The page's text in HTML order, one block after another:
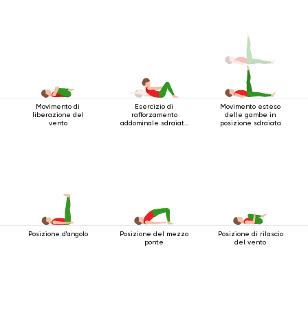
Movimento di
liberazione del
vento
Esercizio di
rafforzamento
addominale sdraiato
Movimento esteso
delle gambe in
posizione sdraiata
Posizione d'angolo
Posizione del mezzo
ponte
Posizione di rilascio
del vento